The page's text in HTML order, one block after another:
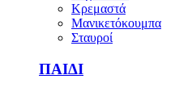
Κρεμαστά
Μανικετόκουμπα
Σταυροί
ΠΑΙΔΙ